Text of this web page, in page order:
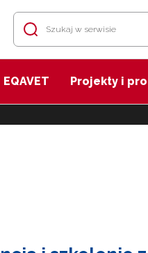
EQAVET Projekty i